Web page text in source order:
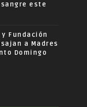
este
y Fundación
a Madres
Domingo